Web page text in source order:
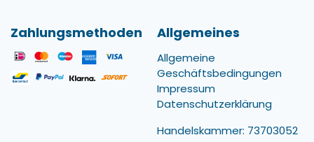
Zahlungsmethoden Allgemeines
Allgemeine
Geschäftsbedingungen
Impressum
Datenschutzerklärung
Handelskammer: 73703052